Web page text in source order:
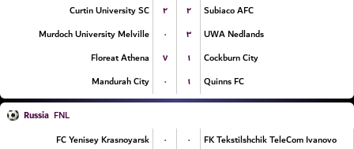
Curtin University SC
۲ ۲
Subiaco AFC
Murdoch University Melville
۰ ۳
UWA Nedlands
Floreat Athena
۷ ۱
Cockburn City
Mandurah City
۰ ۱ Quinns FC
Russia FNL
FC Yenisey Krasnoyarsk
۰ ۰
FK Tekstilshchik TeleCom Ivanovo